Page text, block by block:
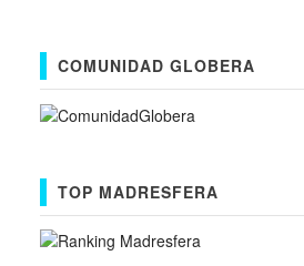
COMUNIDAD GLOBERA
TOP MADRESFERA